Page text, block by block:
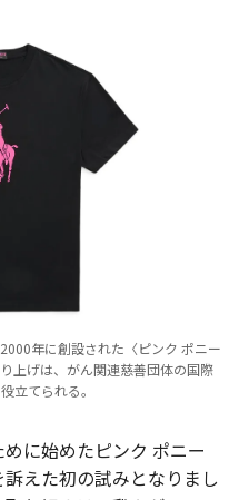
年に創設された〈ピンク ポニー
上げは、がん関連慈善団体の国際
立てられる。
めに始めたピンク ポニー
えた初の試みとなりまし